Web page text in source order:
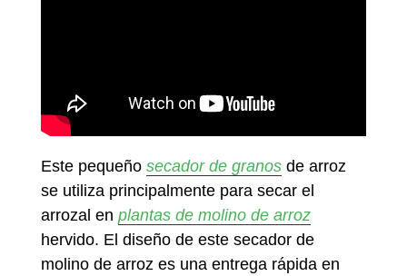
Este pequeño secador de granosde arroz
se utiliza principalmente para secar el
arrozal en plantas de molino de arroz
hervido. El diseño de este secador de
molino de arroz es una entrega rápida en